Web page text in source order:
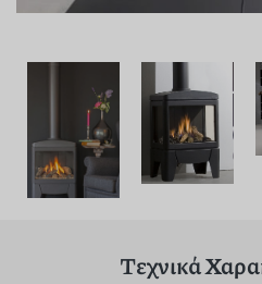
Τεχνικά